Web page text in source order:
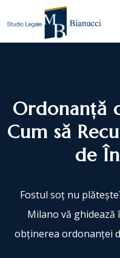
Ordonanță
Cum să
de
Fostul soț nu
Milano vă
obținerea ordonanței